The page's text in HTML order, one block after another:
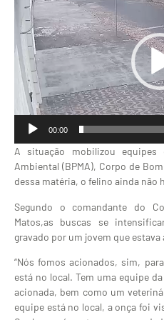
vídeo
00:00
A situação mobilizou
Ambiental (BPMA), Corpo de
dessa matéria, o felino ainda não
Segundo o comandante do
Matos,as buscas se
gravado por um jovem que
“Nós fomos acionados, sim,
está no local. Tem uma equipe
acionada, bem como um
equipe está no local, a onça foi